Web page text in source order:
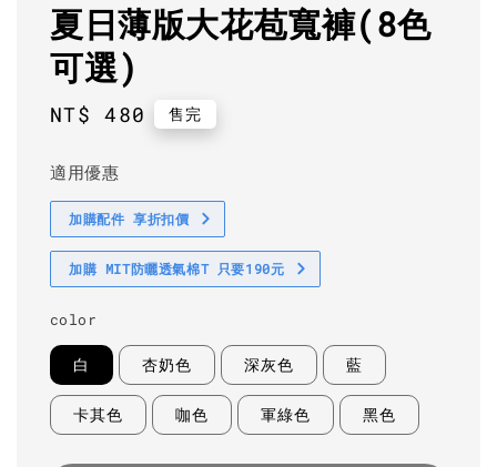
夏日薄版大花苞寬褲(8色
可選)
Regular
NT$ 480 售完
適用優惠
加購配件 享折扣價
加購 MIT防曬透氣棉T 只要190元
color
白 杏奶色 深灰色 藍
卡其色 咖色 軍綠色 黑色